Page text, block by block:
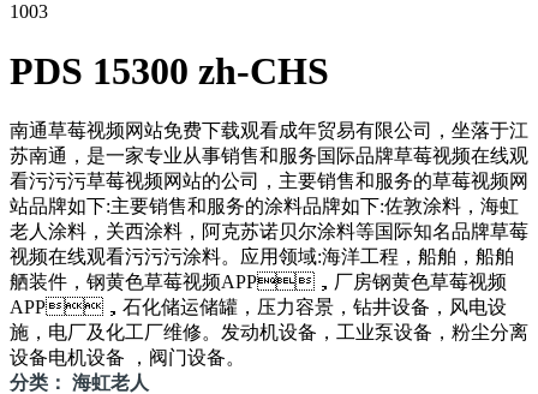
1003
PDS 15300 zh-CHS
南通草莓视频网站免费下载观看成年贸易有限公司，坐落于江
苏南通，是一家专业从事销售和服务国际品牌草莓视频在线观
看污污污草莓视频网站的公司，主要销售和服务的草莓视频网
站品牌如下:主要销售和服务的涂料品牌如下:佐敦涂料，海虹
老人涂料，关西涂料，阿克苏诺贝尔涂料等国际知名品牌草莓
视频在线观看污污污涂料。应用领域:海洋工程，船舶，船舶
舾装件，钢黄色草莓视频APP，厂房钢黄色草莓视频
APP，石化储运储罐，压力容景，钻井设备，风电设
施，电厂及化工厂维修。发动机设备，工业泵设备，粉尘分离
设备电机设备 ，阀门设备。
分类： 海虹老人